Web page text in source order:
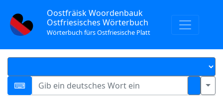
Oostfräisk Woordenbauk
Ostfriesisches Wörterbuch
Wörterbuch fürs Ostfriesische Platt